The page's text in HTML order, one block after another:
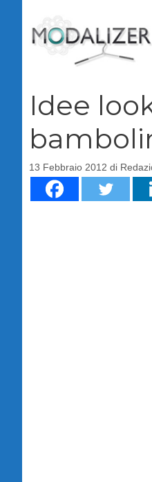
contenuto
Idee
13 Febbraio 2012 di